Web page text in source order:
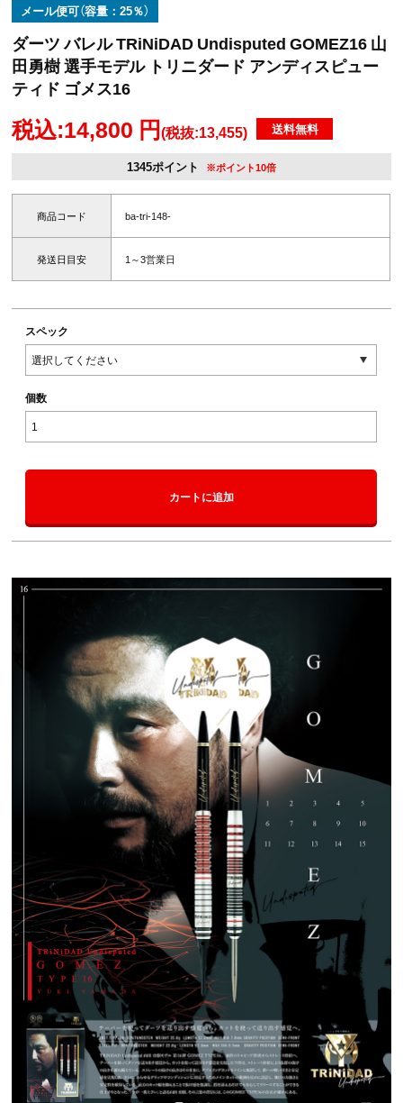
メール便可（容量：25％）
ダーツ バレル TRiNiDAD Undisputed GOMEZ16 山
田勇樹 選手モデル トリニダード アンディスピュー
ティド ゴメス16
税込:14,800 円(税抜:13,455) 送料無料
1345ポイント ※ポイント10倍
商品コード ba-tri-148-
発送日目安 1～3営業日
スペック
個数
カートに追加